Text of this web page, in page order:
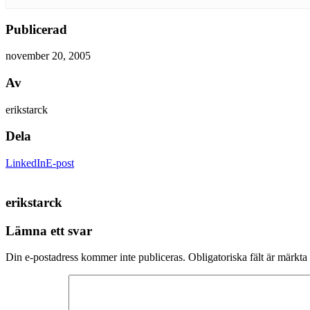
Publicerad
november 20, 2005
Av
erikstarck
Dela
LinkedInE-post
erikstarck
Lämna ett svar
Din e-postadress kommer inte publiceras. Obligatoriska fält är märkta